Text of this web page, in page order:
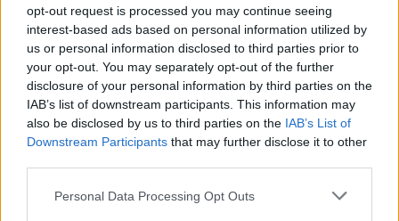
opt-out request is processed you may continue seeing
interest-based ads based on personal information utilized by
us or personal information disclosed to third parties prior to
your opt-out. You may separately opt-out of the further
disclosure of your personal information by third parties on the
IAB’s list of downstream participants. This information may
also be disclosed by us to third parties on the IAB’s List of
Downstream Participants that may further disclose it to other
Please note that this website/app uses one or more Google
Personal Data Processing Opt Outs
Πιο δημοφιλή
1 Τουρισμός για Όλους 2026: Σήμερα ανοίγει
η πλατφόρμα – Ποια ΑΦΜ προηγούνται
στις αιτήσεις
2Κυψέλη: Ο περίεργος ηλικιωμένος και το
ταξίδι στην Αράχωβα – Όσα ισχυρίστηκε ο
26χρονος για τον θάνατο της Βρετανίδας